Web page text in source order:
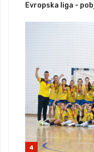
Evropska liga -
4